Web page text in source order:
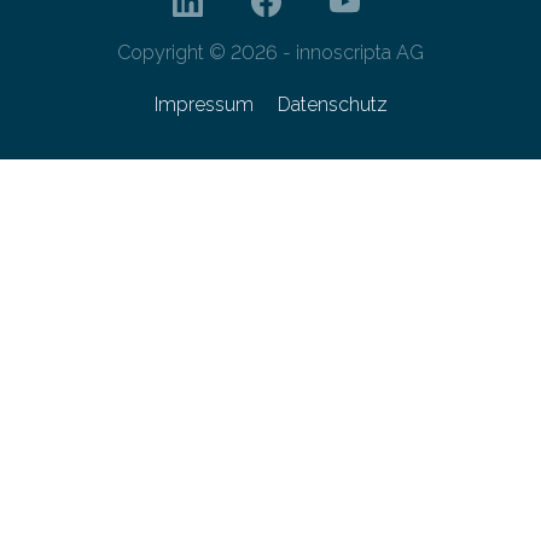
Copyright © 2026 - innoscripta AG
Impressum Datenschutz